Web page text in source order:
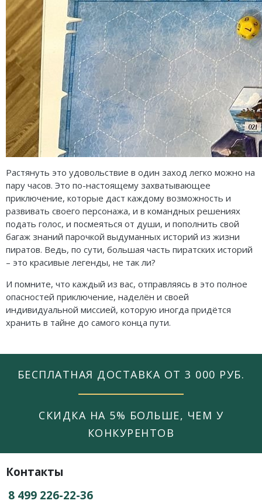
Растянуть это удовольствие в один заход легко можно на
пару часов. Это по-настоящему захватывающее
приключение, которые даст каждому возможность и
развивать своего персонажа, и в командных решениях
подать голос, и посмеяться от души, и пополнить свой
багаж знаний парочкой выдуманных историй из жизни
пиратов. Ведь, по сути, большая часть пиратских историй
– это красивые легенды, не так ли?
И помните, что каждый из вас, отправляясь в это полное
опасностей приключение, наделён и своей
индивидуальной миссией, которую иногда придётся
хранить в тайне до самого конца пути.
БЕСПЛАТНАЯ ДОСТАВКА ОТ 3 000 РУБ.
СКИДКА НА 5% БОЛЬШЕ, ЧЕМ У
КОНКУРЕНТОВ
Контакты
8 499 226-22-36